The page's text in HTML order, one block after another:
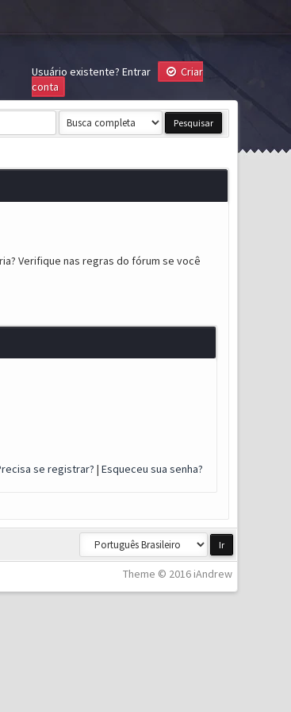
Usuário existente? Entrar
Criar
conta
Verifique nas regras do fórum se você
se registrar? | Esqueceu sua senha?
Theme © 2016 iAndrew